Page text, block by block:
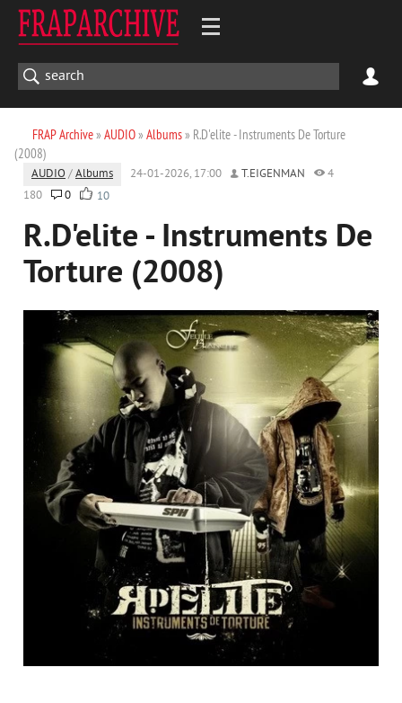
FRAP Archive» AUDIO» Albums» R.D'elite - Instruments De Torture
(2008)
AUDIO /Albums 24-01-2026, 17:00 T.EIGENMAN
4
180
0 10
R.D'elite - Instruments De
Torture (2008)